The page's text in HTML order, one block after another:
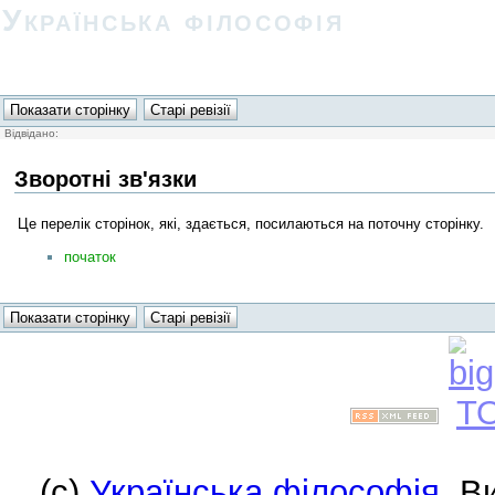
Українська філософія
Відвідано:
Зворотні зв'язки
Це перелік сторінок, які, здається, посилаються на поточну сторінку.
початок